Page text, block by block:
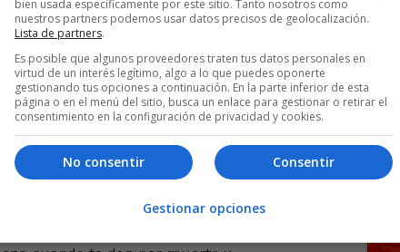
para eclipse por 6€
cuando te dan por
le despertaron:
bien usada específicamente por este sitio. Tanto nosotros como
nuestros partners podemos usar datos precisos de geolocalización.
Lista de partners.
Es posible que algunos proveedores traten tus datos personales en
virtud de un interés legítimo, algo a lo que puedes oponerte
gestionando tus opciones a continuación. En la parte inferior de esta
página o en el menú del sitio, busca un enlace para gestionar o retirar el
consentimiento en la configuración de privacidad y cookies.
Consentir
No consentir
Gestionar opciones